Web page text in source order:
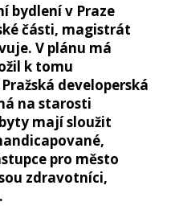
bydlení v Praze
části, magistrát
V plánu má
k tomu
developerská
na starosti
mají sloužit
pro město
zdravotníci,